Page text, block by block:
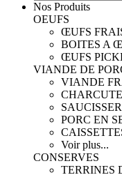
Nos Produits
OEUFS
ŒUFS
BOITES A
ŒUFS
VIANDE DE
VIANDE
PORC EN
Voir plus...
CONSERVES
TERRINES